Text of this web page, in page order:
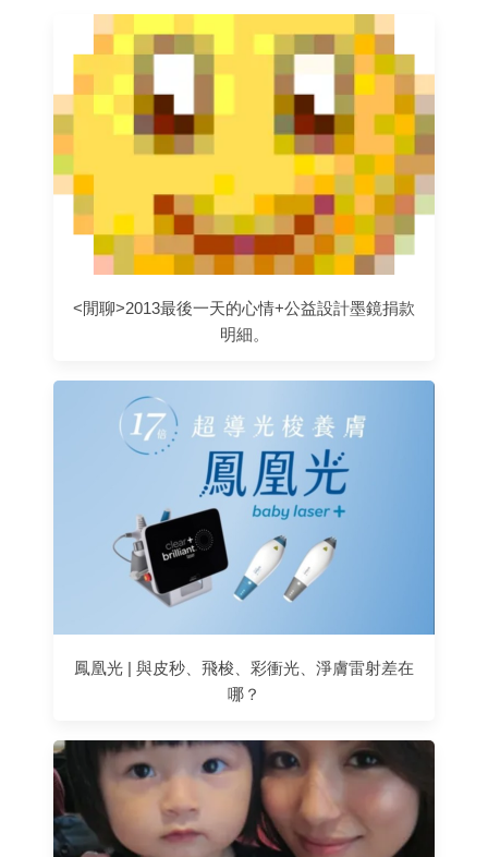
<閒聊>2013最後一天的心情+公益設計墨鏡捐款
明細。
鳳凰光 | 與皮秒、飛梭、彩衝光、淨膚雷射差在
哪？